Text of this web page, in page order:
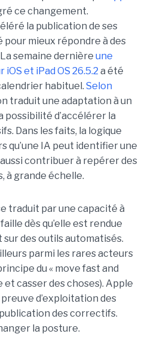
ce changement.
la publication de ses
pour mieux répondre à des
semaine dernière une
et iPad OS 26.5.2 a été
habituel. Selon
traduit une adaptation à un
possibilité d’accélérer la
Dans les faits, la logique
qu’une IA peut identifier une
contribuer à repérer des
à grande échelle.
traduit par une capacité à
dès qu’elle est rendue
sur des outils automatisés.
parmi les rares acteurs
du « move fast and
et casser des choses). Apple
d’exploitation des
des correctifs.
la posture.